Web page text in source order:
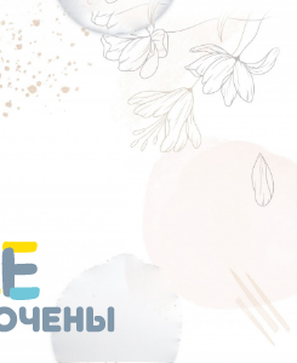
Перейти
к
содержанию